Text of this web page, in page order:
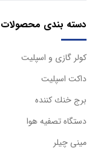
دسته بندی محصولات
كولر گازی و اسپليت
داكت اسپليت
برج خنك كننده
دستگاه تصفيه هوا
مینی چیلر